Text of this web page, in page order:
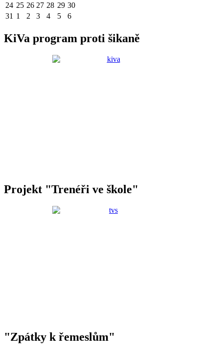
24 25 26 27 28 29 30
31 1 2 3 4 5 6
KiVa program proti šikaně
Projekt "Trenéři ve škole"
"Zpátky k řemeslům"